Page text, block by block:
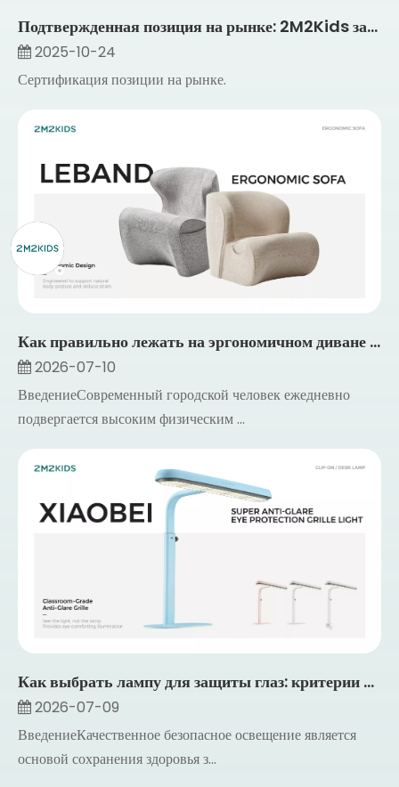
Подтвержденная позиция на рынке: 2M2Kids занимает первое место в национальных продажах высококачественных детских учебных столов из массива дерева пять лет подряд
2025-10-24
Сертификация позиции на рынке.
Как правильно лежать на эргономичном диване для снятия напряжения спины
2026-07-10
ВведениеСовременный городской человек ежедневно
подвергается высоким физическим ...
Как выбрать лампу для защиты глаз: критерии от люменов до CRI
2026-07-09
ВведениеКачественное безопасное освещение является
основой сохранения здоровья з...